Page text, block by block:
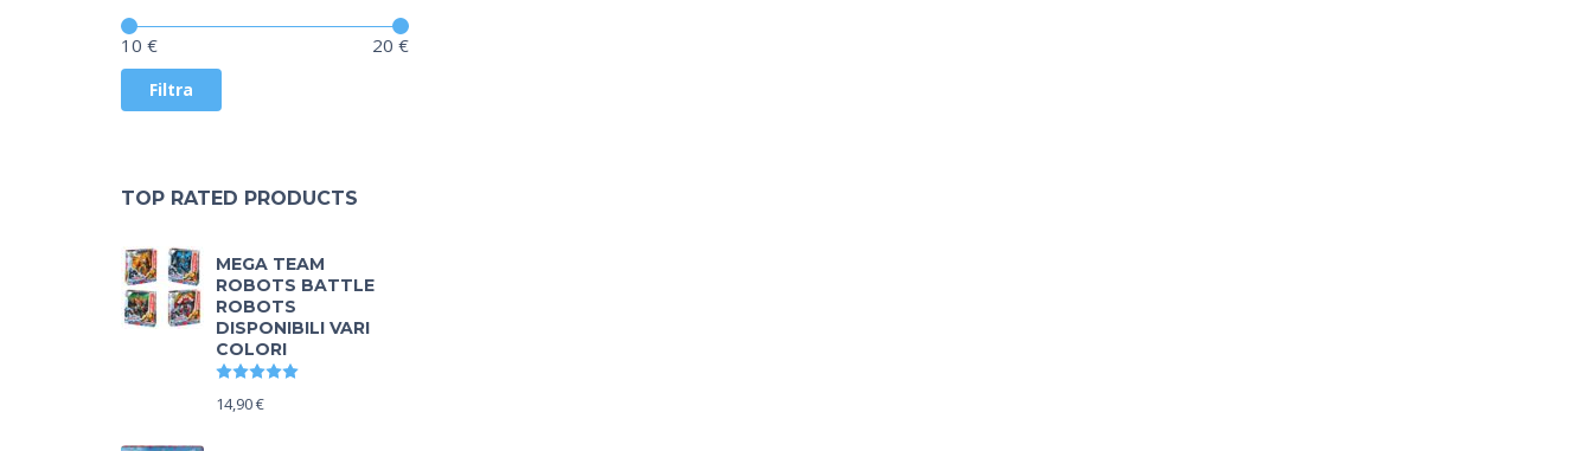
Filtra
Prezzo:
10 € 20 €
TOP RATED PRODUCTS
MEGA TEAM
ROBOTS BATTLE
ROBOTS
DISPONIBILI VARI
COLORI
14,90€